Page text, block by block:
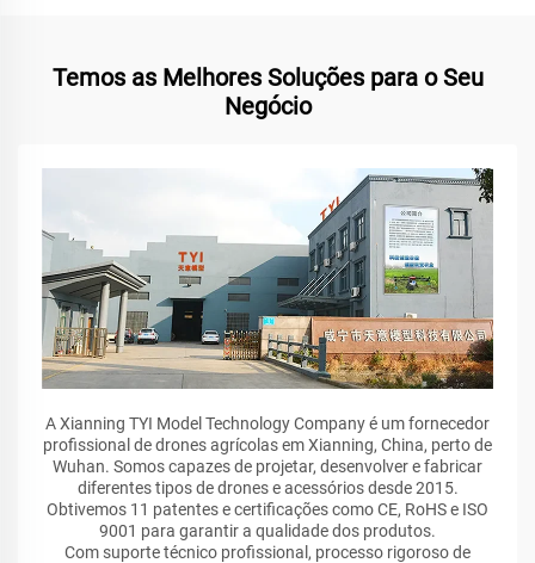
Temos as Melhores Soluções para o Seu
Negócio
A Xianning TYI Model Technology Company é um fornecedor
profissional de drones agrícolas em Xianning, China, perto de
Wuhan. Somos capazes de projetar, desenvolver e fabricar
diferentes tipos de drones e acessórios desde 2015.
Obtivemos 11 patentes e certificações como CE, RoHS e ISO
9001 para garantir a qualidade dos produtos.
Com suporte técnico profissional, processo rigoroso de